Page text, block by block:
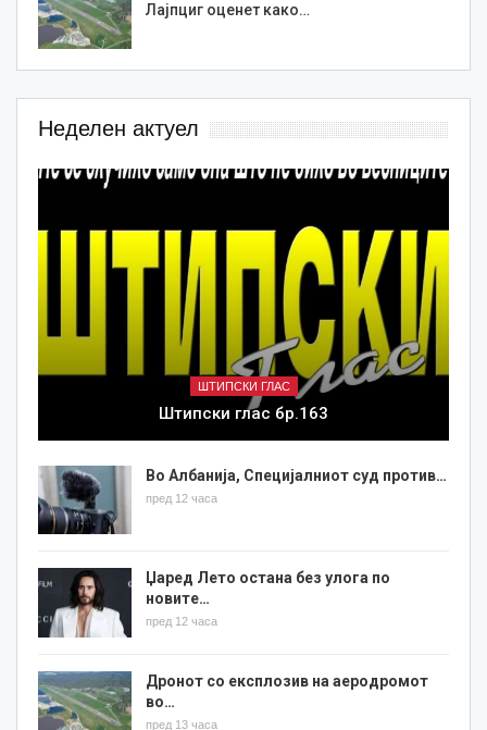
Лајпциг оценет како…
Неделен актуел
ШТИПСКИ ГЛАС
Штипски глас бр.163
Во Албанија, Специјалниот суд против…
пред 12 часа
Џаред Лето остана без улога по
новите…
пред 12 часа
Дронот со експлозив на аеродромот
во…
пред 13 часа